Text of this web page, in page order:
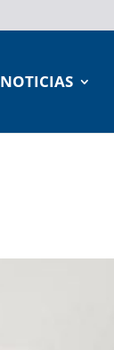
NOTICIAS